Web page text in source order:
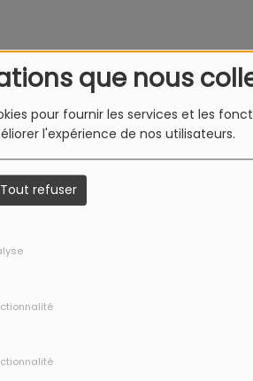
que nous
pour fournir les services et les
l'expérience de nos utilisateurs.
Tout refuser